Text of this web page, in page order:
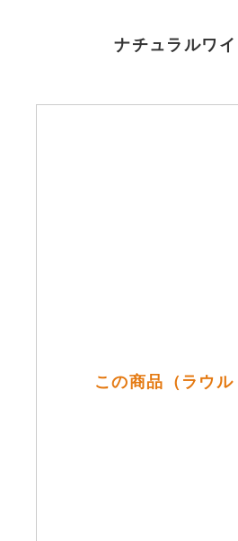
ナチュラルワ
この商品（ラウ